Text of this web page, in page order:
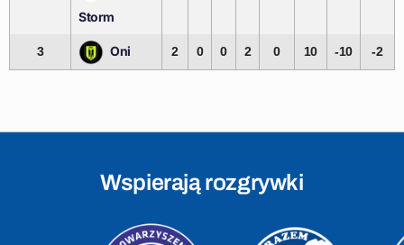
Storm
3 Oni 2 0 0 2 0 10 -10 -2
Wspierają rozgrywki